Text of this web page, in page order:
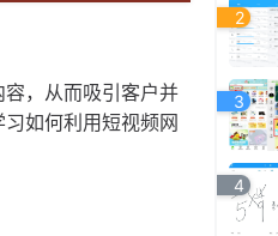
，从而吸引客户并
如何利用短视频网
2
3
4